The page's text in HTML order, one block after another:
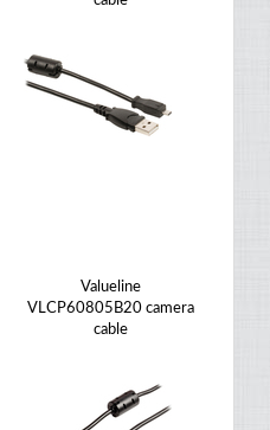
Valueline
VLCP60805B20 camera
cable